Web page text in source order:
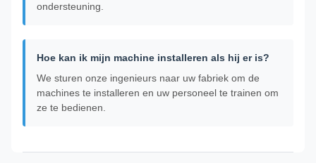
ondersteuning.
Hoe kan ik mijn machine installeren als hij er is?
We sturen onze ingenieurs naar uw fabriek om de
machines te installeren en uw personeel te trainen om
ze te bedienen.